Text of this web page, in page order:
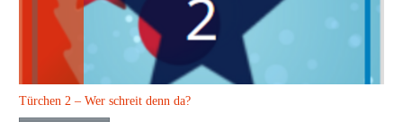
Türchen 2 – Wer schreit denn da?